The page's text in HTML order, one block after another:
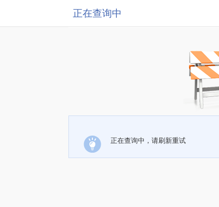
正在查询中
正在查询中，请刷新重试